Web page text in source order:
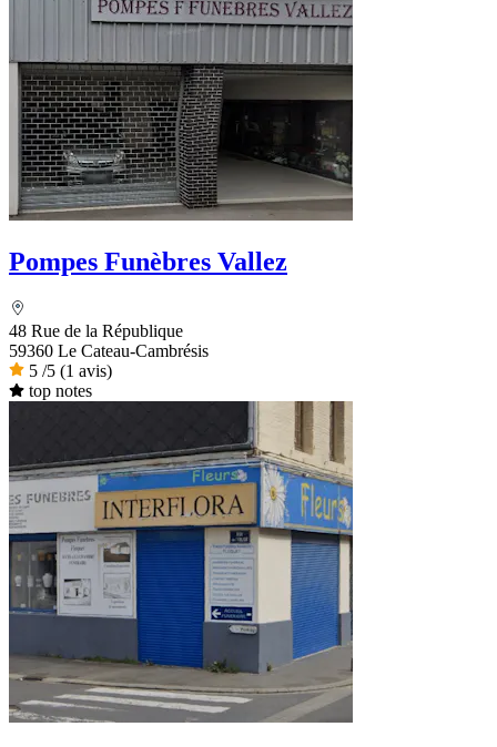
Pompes Funèbres Vallez
48 Rue de la République
59360 Le Cateau-Cambrésis
5 /5 (1 avis)
top notes